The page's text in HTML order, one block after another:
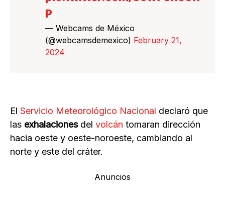
P
— Webcams de México
(@webcamsdemexico) February 21,
2024
El Servicio Meteorológico Nacional declaró que
las exhalaciones del volcán tomaran dirección
hacia oeste y oeste-noroeste, cambiando al
norte y este del cráter.
Anuncios